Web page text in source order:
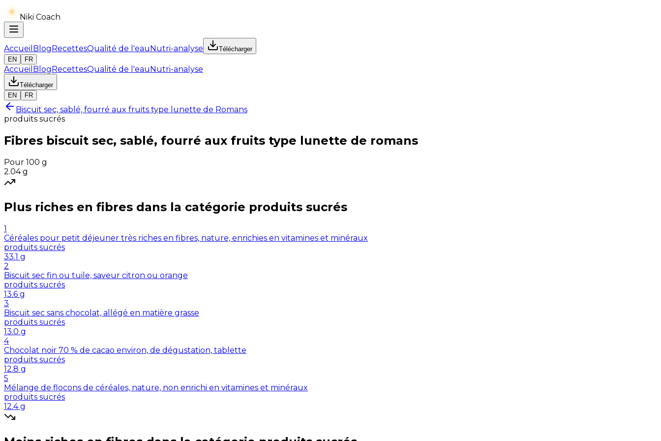
Niki Coach
Accueil BlogRecettesQualité de l'eauNutri-analyse
Télécharger
EN
FR
Accueil BlogRecettesQualité de l'eauNutri-analyse
Télécharger
EN
FR
Biscuit sec, sablé, fourré aux fruits type lunette de Romans
produits sucrés
Fibres biscuit sec, sablé, fourré aux fruits type lunette de romans
Pour 100 g
2.04 g
Plus riches en fibres dans la catégorie produits sucrés
1
Céréales pour petit déjeuner très riches en fibres, nature, enrichies en vitamines et minéraux
produits sucrés
33.1 g
2
Biscuit sec fin ou tuile, saveur citron ou orange
produits sucrés
13.6 g
3
Biscuit sec sans chocolat, allégé en matière grasse
produits sucrés
13.0 g
4
Chocolat noir 70 % de cacao environ, de dégustation, tablette
produits sucrés
12.8 g
5
Mélange de flocons de céréales, nature, non enrichi en vitamines et minéraux
produits sucrés
12.4 g